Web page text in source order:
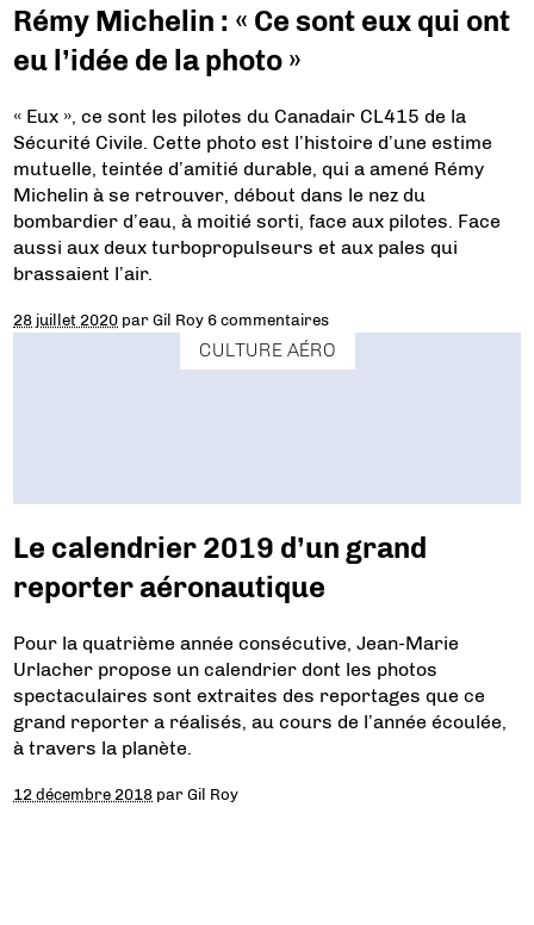
Rémy Michelin : « Ce sont eux qui ont
eu l’idée de la photo »
« Eux », ce sont les pilotes du Canadair CL415 de la
Sécurité Civile. Cette photo est l’histoire d’une estime
mutuelle, teintée d’amitié durable, qui a amené Rémy
Michelin à se retrouver, débout dans le nez du
bombardier d’eau, à moitié sorti, face aux pilotes. Face
aussi aux deux turbopropulseurs et aux pales qui
brassaient l’air.
28 juillet 2020 parGil Roy 6 commentaires
CULTURE AÉRO
Le calendrier 2019 d’un grand
reporter aéronautique
Pour la quatrième année consécutive, Jean-Marie
Urlacher propose un calendrier dont les photos
spectaculaires sont extraites des reportages que ce
grand reporter a réalisés, au cours de l’année écoulée,
à travers la planète.
12 décembre 2018 parGil Roy